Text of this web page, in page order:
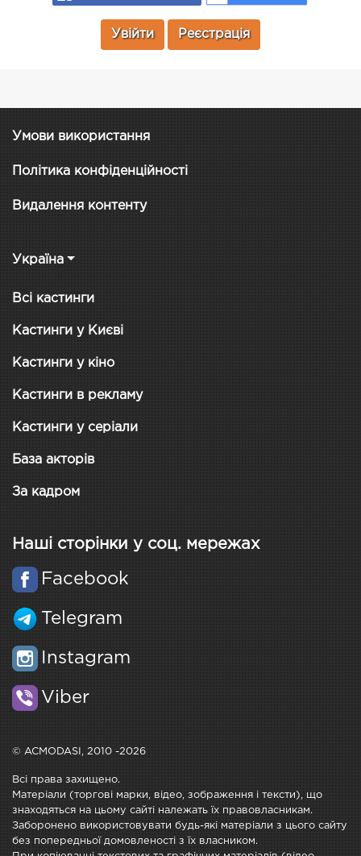
Увійти Реєстрація
Умови використання
Політика конфіденційності
Видалення контенту
Україна
Всі кастинги
Кастинги у Києві
Кастинги у кіно
Кастинги в рекламу
Кастинги у серіали
База акторів
За кадром
Наші сторінки у соц. мережах
Facebook
Telegram
Instagram
Viber
© ACMODASI, 2010 -2026
Всі права захищено.
Матеріали (торгові марки, відео, зображення і тексти), що
знаходяться на цьому сайті належать їх правовласникам.
Заборонено використовувати будь-які матеріали з цього сайту
без попередньої домовленості з їх власником.